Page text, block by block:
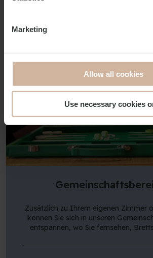
Marketing
Allow all cookies
Use necessary cookies
Zusätzlich zu Ihrem eigenen Zimmer
können Sie sich in unseren
entspannen, wo Sie fernsehen,
Billard herausfordern können.